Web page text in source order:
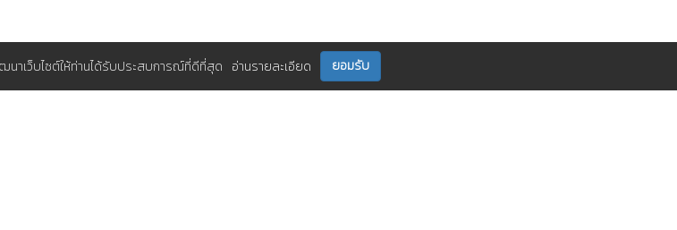
นาเว็บไซต์ให้ท่านได้รับประสบการณ์ที่ดีที่สุด อ่านรายละเอียด ยอมรับ